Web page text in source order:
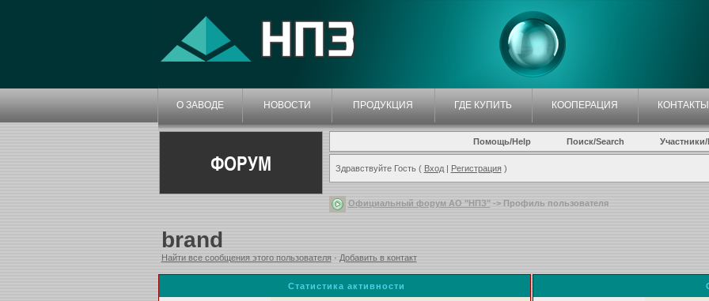
О ЗАВОДЕ НОВОСТИ ПРОДУКЦИЯ ГДЕ КУПИТЬ КООПЕРАЦИЯ КОНТАКТЫ
ФОРУМ
Помощь/Help Поиск/Search
Здравствуйте Гость ( Вход| Регистрация)
Официальный форум АО "НПЗ"-> Профиль пользователя
brand
Найти все сообщения этого пользователя· Добавить в контакт
Статистика активности